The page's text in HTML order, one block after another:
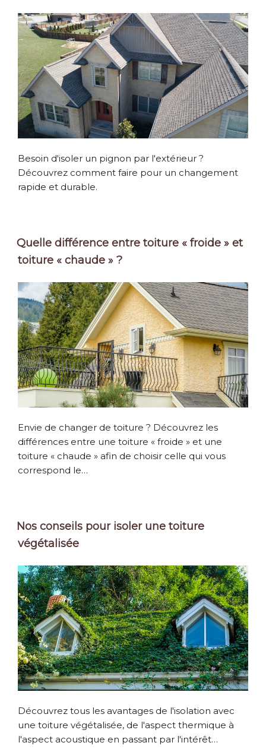
Besoin d'isoler un pignon par l'extérieur ?
Découvrez comment faire pour un changement
rapide et durable.
Quelle différence entre toiture « froide » et
toiture « chaude » ?
Envie de changer de toiture ? Découvrez les
différences entre une toiture « froide » et une
toiture « chaude » afin de choisir celle qui vous
correspond le…
Nos conseils pour isoler une toiture
végétalisée
Découvrez tous les avantages de l'isolation avec
une toiture végétalisée, de l'aspect thermique à
l'aspect acoustique en passant par l'intérêt…